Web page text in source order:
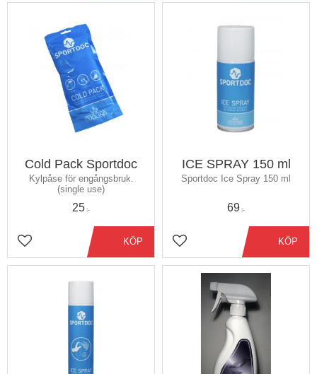
Cold Pack Sportdoc
Kylpåse för engångsbruk.
(single use)
25 :-
Lägg till i favoriter
KÖP
ICE SPRAY 150 ml
Sportdoc Ice Spray 150 ml
69 :-
Lägg till i favoriter
KÖP